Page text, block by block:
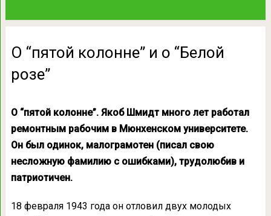
О “пятой колонне” и о “Белой
розе”
О “пятой колонне”. Якоб Шмидт много лет работал
ремонтным рабочим в Мюнхенском университете.
Он был одинок, малограмотен (писал свою
несложную фамилию с ошибками), трудолюбив и
патриотичен.
18 февраля 1943 года он отловил двух молодых